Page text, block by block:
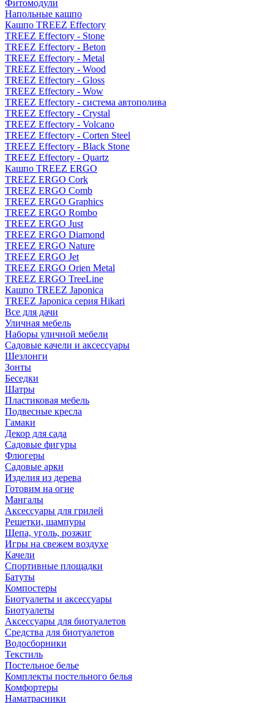
Фитомодули
Напольные кашпо
Кашпо TREEZ Effectory
TREEZ Effectory - Stone
TREEZ Effectory - Beton
TREEZ Effectory - Metal
TREEZ Effectory - Wood
TREEZ Effectory - Gloss
TREEZ Effectory - Wow
TREEZ Effectory - система автополива
TREEZ Effectory - Crystal
TREEZ Effectory - Volcano
TREEZ Effectory - Corten Steel
TREEZ Effectory - Black Stone
TREEZ Effectory - Quartz
Кашпо TREEZ ERGO
TREEZ ERGO Cork
TREEZ ERGO Comb
TREEZ ERGO Graphics
TREEZ ERGO Rombo
TREEZ ERGO Just
TREEZ ERGO Diamond
TREEZ ERGO Nature
TREEZ ERGO Jet
TREEZ ERGO Orien Metal
TREEZ ERGO TreeLine
Кашпо TREEZ Japonica
TREEZ Japonica серия Hikari
Все для дачи
Уличная мебель
Наборы уличной мебели
Садовые качели и аксессуары
Шезлонги
Зонты
Беседки
Шатры
Пластиковая мебель
Подвесные кресла
Гамаки
Декор для сада
Садовые фигуры
Флюгеры
Садовые арки
Изделия из дерева
Готовим на огне
Мангалы
Аксессуары для грилей
Решетки, шампуры
Щепа, уголь, розжиг
Игры на свежем воздухе
Качели
Спортивные площадки
Батуты
Компостеры
Биотуалеты и аксессуары
Биотуалеты
Аксессуары для биотуалетов
Средства для биотуалетов
Водосборники
Текстиль
Постельное белье
Комплекты постельного белья
Комфортеры
Наматрасники